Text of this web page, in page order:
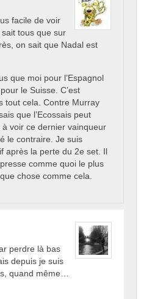
facile de voir
tous que sur
on sait que Nadal est
que moi pour l’Espagnol
le Suisse. C’est
tout cela. Contre Murray
que l’Ecossais peut
voir ce dernier vainqueur
le contraire. Je suis
après la perte du 2e set. Il
comme quoi le plus
chose comme cela.
perdre là bas
depuis je suis
quand même…